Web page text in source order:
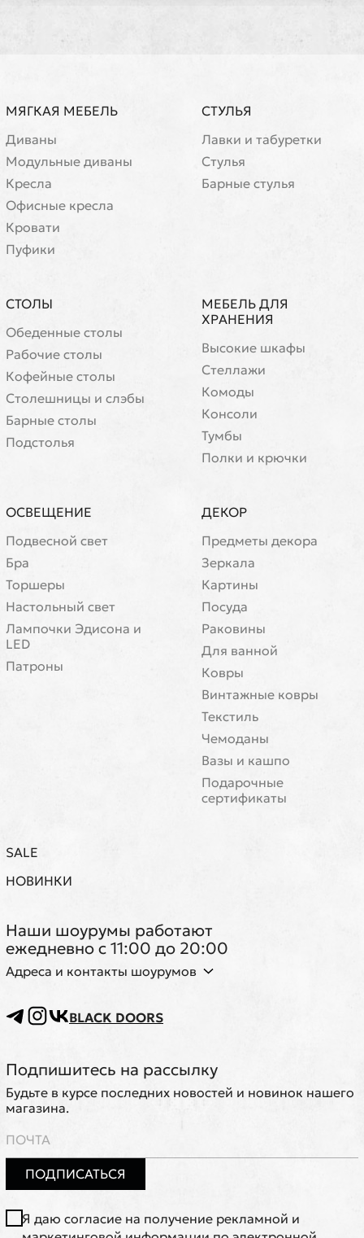
МЯГКАЯ МЕБЕЛЬ
Диваны
Модульные диваны
Кресла
Офисные кресла
Кровати
Пуфики
СТУЛЬЯ
Лавки и табуретки
Стулья
Барные стулья
СТОЛЫ
Обеденные столы
Рабочие столы
Кофейные столы
Cтолешницы и слэбы
Барные столы
Подстолья
МЕБЕЛЬ ДЛЯ
ХРАНЕНИЯ
Высокие шкафы
Стеллажи
Комоды
Консоли
Тумбы
Полки и крючки
ОСВЕЩЕНИЕ
Подвесной свет
Бра
Торшеры
Настольный свет
Лампочки Эдисона и
LED
Патроны
ДЕКОР
Предметы декора
Зеркала
Картины
Посуда
Раковины
Для ванной
Ковры
Винтажные ковры
Текстиль
Чемоданы
Вазы и кашпо
Подарочные
сертификаты
SALE
НОВИНКИ
Наши шоурумы работают
ежедневно с 11:00 до 20:00
Адреса и контакты шоурумов
BLACK DOORS
Подпишитесь на рассылку
Будьте в курсе последних новостей и новинок нашего
магазина.
ПОДПИСАТЬСЯ
Я даю согласие на получение рекламной и